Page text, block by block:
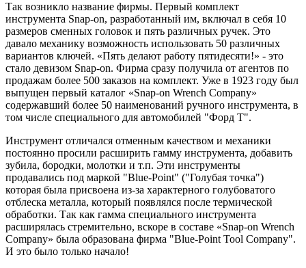
Так возникло название фирмы. Первый комплект
инструмента Snap-on, разработанный им, включал в себя 10
размеров сменных головок и пять различных ручек. Это
давало механику возможность использовать 50 различных
вариантов ключей. «Пять делают работу пятидесяти!» - это
стало девизом Snap-on. Фирма сразу получила от агентов по
продажам более 500 заказов на комплект. Уже в 1923 году был
выпущен первый каталог «Snap-on Wrench Company»
содержавший более 50 наименований ручного инструмента, в
том числе специального для автомобилей "Форд Т".
Инструмент отличался отменным качеством и механики
постоянно просили расширить гамму инструмента, добавить
зубила, бородки, молотки и т.п. Эти инструменты
продавались под маркой "Blue-Point" ("Голубая точка")
которая была присвоена из-за характерного голубоватого
отблеска металла, который появлялся после термической
обработки. Так как гамма специального инструмента
расширялась стремительно, вскоре в составе «Snap-on Wrench
Company» была образована фирма "Blue-Point Tool Company".
И это было только начало!